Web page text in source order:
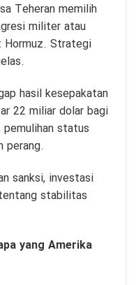
Teheran memilih
militer atau
Hormuz. Strategi
hasil kesepakatan
22 miliar dolar bagi
pemulihan status
perang.
sanksi, investasi
stabilitas
yang Amerika